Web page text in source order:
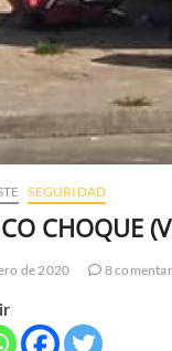
SEGURIDAD
CHOQUE
de 2020 8